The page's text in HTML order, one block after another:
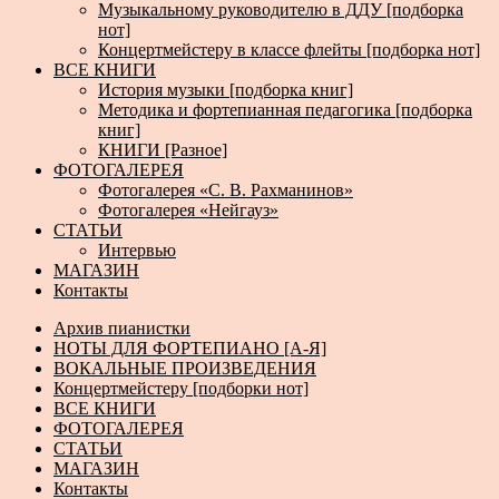
Музыкальному руководителю в ДДУ [подборка
нот]
Концертмейстеру в классе флейты [подборка нот]
ВСЕ КНИГИ
История музыки [подборка книг]
Методика и фортепианная педагогика [подборка
книг]
КНИГИ [Разное]
ФОТОГАЛЕРЕЯ
Фотогалерея «С. В. Рахманинов»
Фотогалерея «Нейгауз»
СТАТЬИ
Интервью
МАГАЗИН
Контакты
Архив пианистки
НОТЫ ДЛЯ ФОРТЕПИАНО [А-Я]
ВОКАЛЬНЫЕ ПРОИЗВЕДЕНИЯ
Концертмейстеру [подборки нот]
ВСЕ КНИГИ
ФОТОГАЛЕРЕЯ
СТАТЬИ
МАГАЗИН
Контакты